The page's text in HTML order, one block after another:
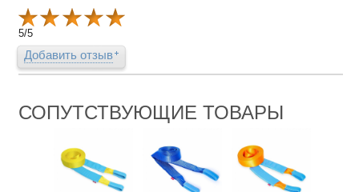
5/5
Добавить отзыв
СОПУТСТВУЮЩИЕ ТОВАРЫ